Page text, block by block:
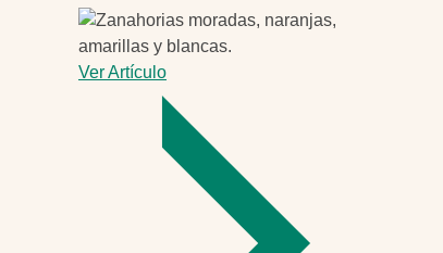
Ver Artículo
Un
aplauso
para
las
zanahorias